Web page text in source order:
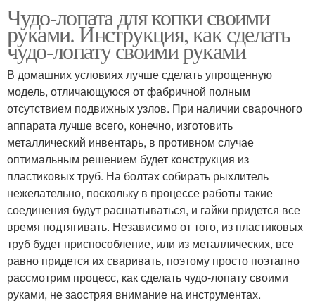
Чудо-лопата для копки своими
руками. Инструкция, как сделать
чудо-лопату своими руками
В домашних условиях лучше сделать упрощенную
модель, отличающуюся от фабричной полным
отсутствием подвижных узлов. При наличии сварочного
аппарата лучше всего, конечно, изготовить
металлический инвентарь, в противном случае
оптимальным решением будет конструкция из
пластиковых труб. На болтах собирать рыхлитель
нежелательно, поскольку в процессе работы такие
соединения будут расшатываться, и гайки придется все
время подтягивать. Независимо от того, из пластиковых
труб будет приспособление, или из металлических, все
равно придется их сваривать, поэтому просто поэтапно
рассмотрим процесс, как сделать чудо-лопату своими
руками, не заостряя внимание на инструментах.